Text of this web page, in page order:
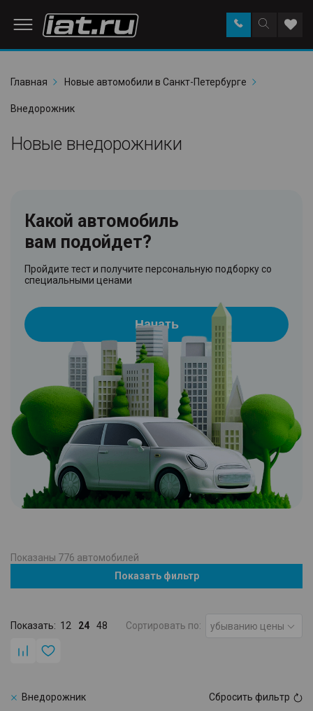
Поиск
по
Заказать
звонок в
Главная
Новые автомобили в Санкт-Петербурге
Внедорожник
Новые внедорожники
Какой автомобиль
вам подойдет?
Пройдите тест и получите персональную подборку со
специальными ценами
Начать
Показаны 776 автомобилей
Показать фильтр
Показать: 12 24 48 Сортировать по: убыванию цены
Внедорожник Сбросить фильтр